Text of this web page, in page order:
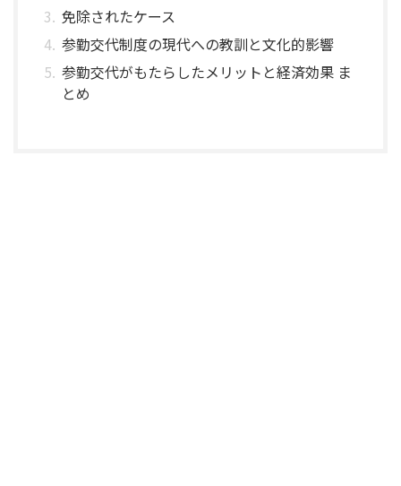
免除されたケース
参勤交代制度の現代への教訓と文化的影響
参勤交代がもたらしたメリットと経済効果 ま
とめ